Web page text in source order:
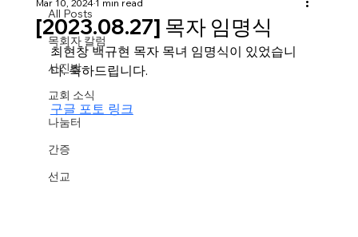
All Posts
목회자 칼럼
사진방
교회 소식
나눔터
간증
선교
[2023.08.27] 목자 임명식
Mar 10, 20241 min read
최현창 백규현 목자 목녀 임명식이 있었습니
다. 축하드립니다.
구글 포토 링크